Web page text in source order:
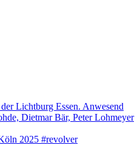
2025 #revolver